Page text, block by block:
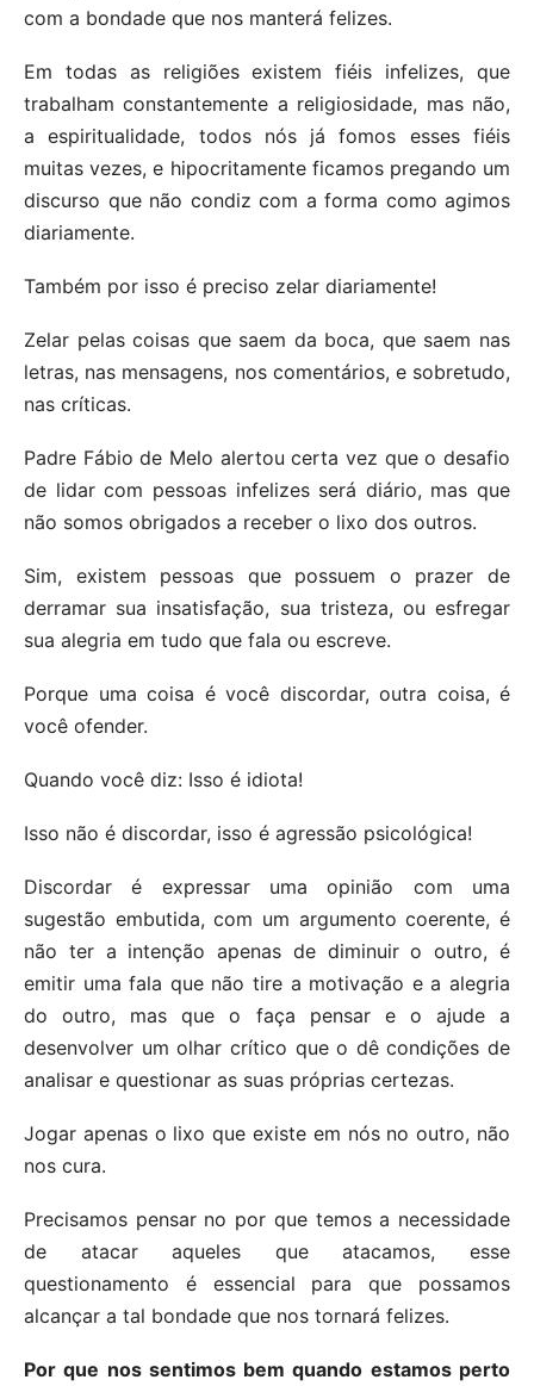
com a bondade que nos manterá felizes.
Em todas as religiões existem fiéis infelizes, que
trabalham constantemente a religiosidade, mas não,
a espiritualidade, todos nós já fomos esses fiéis
muitas vezes, e hipocritamente ficamos pregando um
discurso que não condiz com a forma como agimos
diariamente.
Também por isso é preciso zelar diariamente!
Zelar pelas coisas que saem da boca, que saem nas
letras, nas mensagens, nos comentários, e sobretudo,
nas críticas.
Padre Fábio de Melo alertou certa vez que o desafio
de lidar com pessoas infelizes será diário, mas que
não somos obrigados a receber o lixo dos outros.
Sim, existem pessoas que possuem o prazer de
derramar sua insatisfação, sua tristeza, ou esfregar
sua alegria em tudo que fala ou escreve.
Porque uma coisa é você discordar, outra coisa, é
você ofender.
Quando você diz: Isso é idiota!
Isso não é discordar, isso é agressão psicológica!
Discordar é expressar uma opinião com uma
sugestão embutida, com um argumento coerente, é
não ter a intenção apenas de diminuir o outro, é
emitir uma fala que não tire a motivação e a alegria
do outro, mas que o faça pensar e o ajude a
desenvolver um olhar crítico que o dê condições de
analisar e questionar as suas próprias certezas.
Jogar apenas o lixo que existe em nós no outro, não
nos cura.
Precisamos pensar no por que temos a necessidade
de atacar aqueles que atacamos, esse
questionamento é essencial para que possamos
alcançar a tal bondade que nos tornará felizes.
Por que nos sentimos bem quando estamos perto